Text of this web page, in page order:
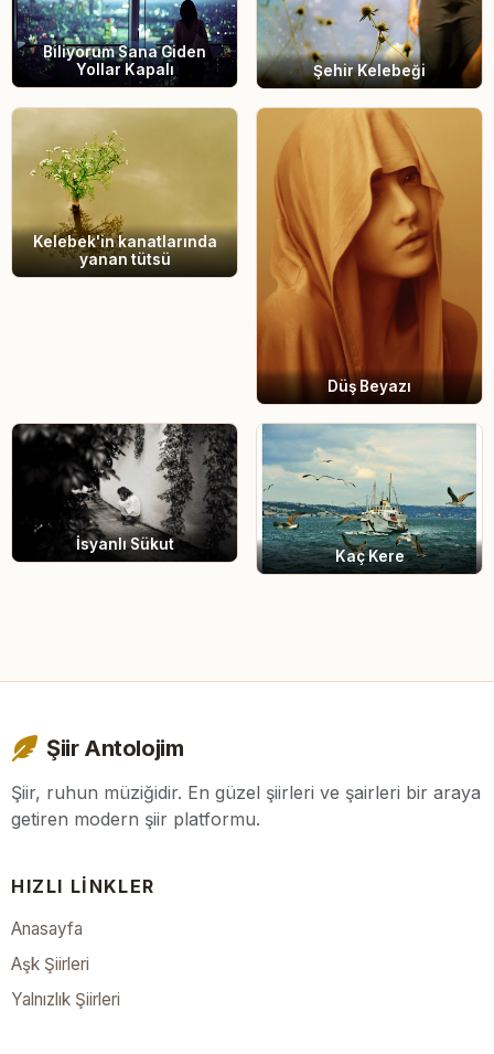
Biliyorum Sana Giden
Yollar Kapalı
Şehir Kelebeği
Kelebek'in kanatlarında
yanan tütsü
Düş Beyazı
İsyanlı Sükut
Kaç Kere
Şiir Antolojim
Şiir, ruhun müziğidir. En güzel şiirleri ve şairleri bir araya
getiren modern şiir platformu.
HIZLI LINKLER
Anasayfa
Aşk Şiirleri
Yalnızlık Şiirleri